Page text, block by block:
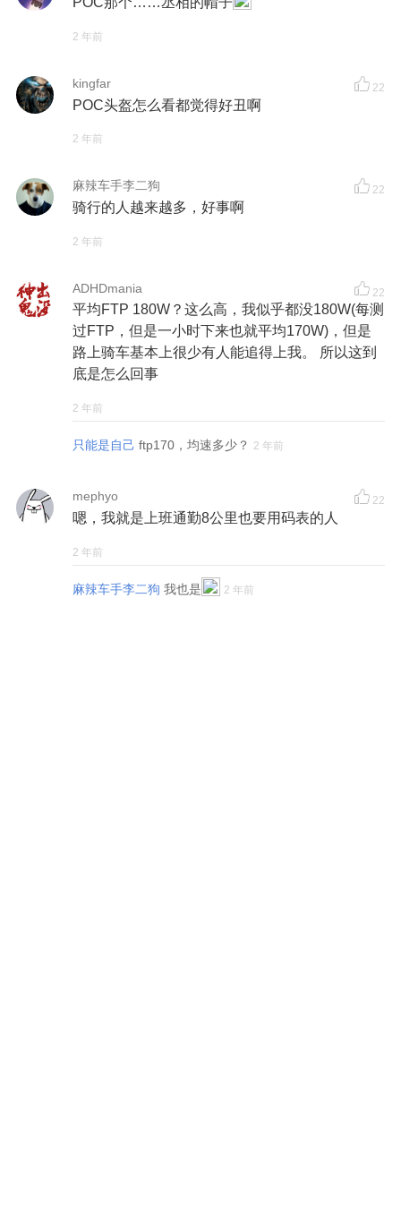
2 年前
kingfar 22
POC头盔怎么看都觉得好丑啊
2 年前
麻辣车手李二狗 22
骑行的人越来越多，好事啊
2 年前
ADHDmania 22
平均FTP 180W？这么高，我似乎都没180W(每测
过FTP，但是一小时下来也就平均170W)，但是
路上骑车基本上很少有人能追得上我。 所以这到
底是怎么回事
2 年前
只能是自己 ftp170，均速多少？ 2 年前
mephyo 22
嗯，我就是上班通勤8公里也要用码表的人
2 年前
麻辣车手李二狗 我也是 2 年前